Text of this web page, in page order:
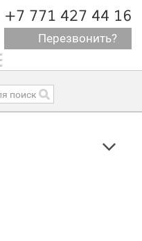
+7 771 427 44 16
Перезвонить?